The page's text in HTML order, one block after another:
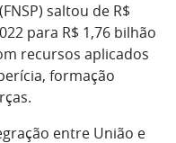
saltou de R$
para R$ 1,76 bilhão
recursos aplicados
formação
entre União e